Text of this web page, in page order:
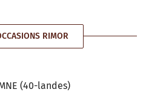
RIMOR
(40-landes)